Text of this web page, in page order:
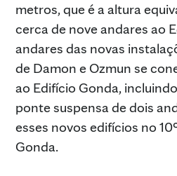
metros, que é a altura
cerca de nove andares ao
andares das novas
de Damon e Ozmun se
ao Edifício Gonda,
ponte suspensa de dois
esses novos edifícios no
Gonda.